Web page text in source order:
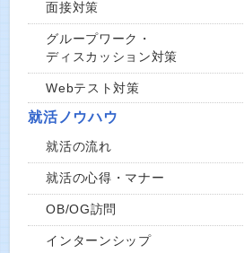
面接対策
グループワーク・
ディスカッション対策
Webテスト対策
就活ノウハウ
就活の流れ
就活の心得・マナー
OB/OG訪問
インターンシップ